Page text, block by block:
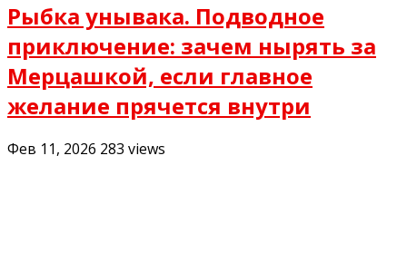
Рыбка унывака. Подводное
приключение: зачем нырять за
Мерцашкой, если главное
желание прячется внутри
Фев 11, 2026 283 views